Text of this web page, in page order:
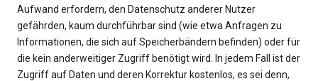
Aufwand erfordern, den Datenschutz anderer Nutzer
gefährden, kaum durchführbar sind (wie etwa Anfragen zu
Informationen, die sich auf Speicherbändern befinden) oder für
die kein anderweitiger Zugriff benötigt wird. In jedem Fall ist der
Zugriff auf Daten und deren Korrektur kostenlos, es sei denn,